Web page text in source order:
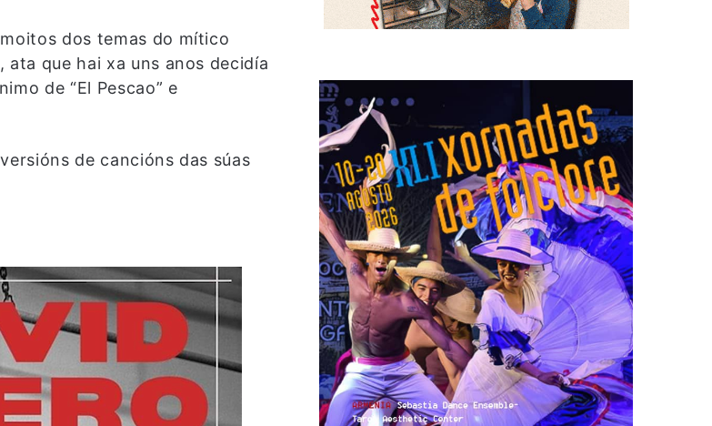
dos temas do mítico
que hai xa uns anos decidía
de “El Pescao” e
de cancións das súas